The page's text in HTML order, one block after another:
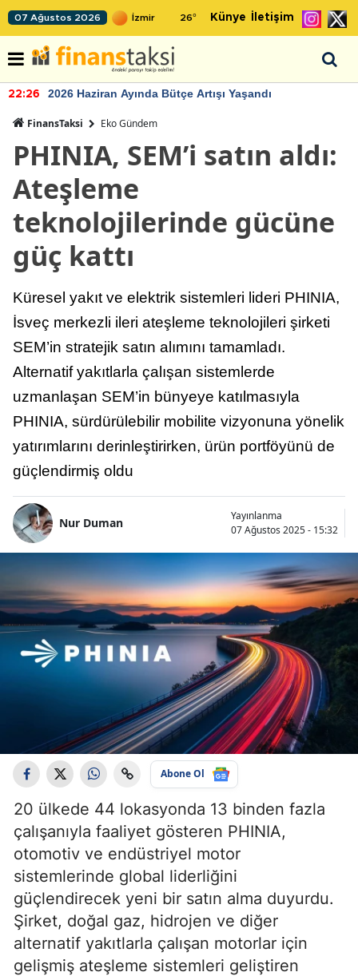
07 Ağustos 2026 26° Künye İletişim
22:26 2026 Haziran Ayında Bütçe Artışı Yaşandı
FinansTaksi Eko Gündem
PHINIA, SEM’i satın aldı:
Ateşleme
teknolojilerinde gücüne
güç kattı
Küresel yakıt ve elektrik sistemleri lideri PHINIA,
İsveç merkezli ileri ateşleme teknolojileri şirketi
SEM’in stratejik satın alımını tamamladı.
Alternatif yakıtlarla çalışan sistemlerde
uzmanlaşan SEM’in bünyeye katılmasıyla
PHINIA, sürdürülebilir mobilite vizyonuna yönelik
yatırımlarını derinleştirirken, ürün portföyünü de
güçlendirmiş oldu
Nur Duman
Yayınlanma
07 Ağustos 2025 - 15:32
Abone Ol
20 ülkede 44 lokasyonda 13 binden fazla
çalışanıyla faaliyet gösteren PHINIA,
otomotiv ve endüstriyel motor
sistemlerinde global liderliğini
güçlendirecek yeni bir satın alma duyurdu.
Şirket, doğal gaz, hidrojen ve diğer
alternatif yakıtlarla çalışan motorlar için
gelişmiş ateşleme sistemleri geliştiren